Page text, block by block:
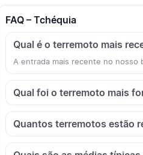
FAQ – Tchéquia
Qual é o terremoto mais
A entrada mais recente no nosso
Qual foi o terremoto mais
Quantos terremotos estão